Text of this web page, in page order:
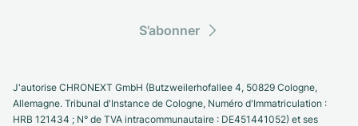
S’abonner
J'autorise CHRONEXT GmbH (Butzweilerhofallee 4, 50829 Cologne,
Allemagne. Tribunal d'Instance de Cologne, Numéro d'Immatriculation :
HRB 121434 ; N° de TVA intracommunautaire : DE451441052) et ses